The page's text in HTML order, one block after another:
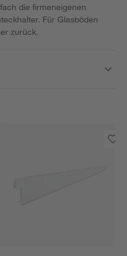
die firmeneigenen
Für Glasböden
zurück.